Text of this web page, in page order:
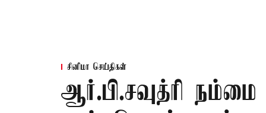
சினிமா செய்திகள்
ஆர்.பி.சவுத்ரி நம்மை